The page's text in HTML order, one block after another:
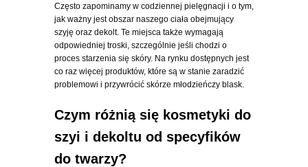
Często zapominamy w codziennej pielęgnacji i o tym,
jak ważny jest obszar naszego ciała obejmujący
szyję oraz dekolt. Te miejsca także wymagają
odpowiedniej troski, szczególnie jeśli chodzi o
proces starzenia się skóry. Na rynku dostępnych jest
co raz więcej produktów, które są w stanie zaradzić
problemowi i przywrócić skórze młodzieńczy blask.
Czym różnią się kosmetyki do
szyi i dekoltu od specyfików
do twarzy?